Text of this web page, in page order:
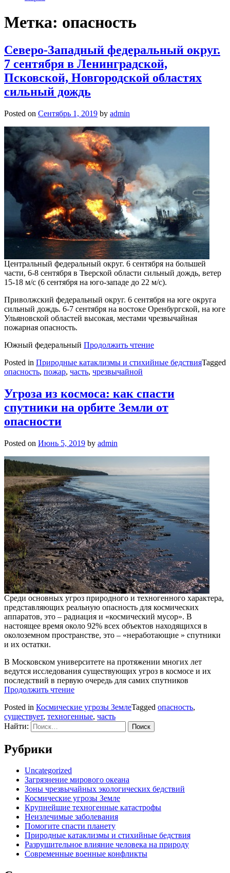
Метка: опасность
Северо-Западный федеральный округ.
7 сентября в Ленинградской,
Псковской, Новгородской областях
сильный дождь
Posted on Сентябрь 1, 2019 by admin
Центральный федеральный округ. 6 сентября на большей
части, 6-8 сентября в Тверской области сильный дождь, ветер
15-18 м/с (6 сентября на юго-западе до 22 м/с).
Приволжский федеральный округ. 6 сентября на юге округа
сильный дождь. 6-7 сентября на востоке Оренбургской, на юге
Ульяновской областей высокая, местами чрезвычайная
пожарная опасность.
Южный федеральный Продолжить чтение
Posted in Природные катаклизмы и стихийные бедствияTagged
опасность, пожар, часть, чрезвычайной
Угроза из космоса: как спасти
спутники на орбите Земли от
опасности
Posted on Июнь 5, 2019 by admin
Среди основных угроз природного и техногенного характера,
представляющих реальную опасность для космических
аппаратов, это – радиация и «космический мусор». В
настоящее время около 92% всех объектов находящихся в
околоземном пространстве, это – «неработающие » спутники
и их остатки.
В Московском университете на протяжении многих лет
ведутся исследования существующих угроз в космосе и их
последствий в первую очередь для самих спутников
Продолжить чтение
Posted in Космические угрозы ЗемлеTagged опасность,
существует, техногенные, часть
Найти:
Рубрики
Uncategorized
Загрязнение мирового океана
Зоны чрезвычайных экологических бедствий
Космические угрозы Земле
Крупнейшие техногенные катастрофы
Неизлечимые заболевания
Помогите спасти планету
Природные катаклизмы и стихийные бедствия
Разрушительное влияние человека на природу
Современные военные конфликты